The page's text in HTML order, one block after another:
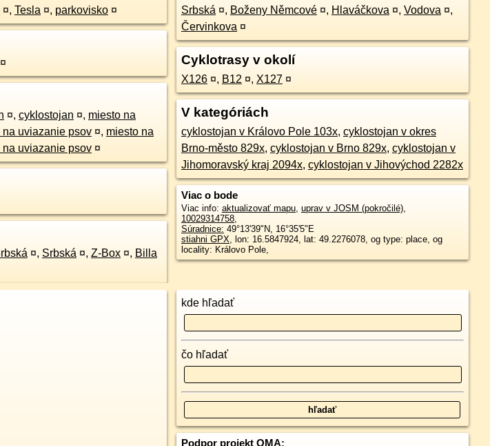
¤, Tesla ¤, parkovisko ¤
¤
¤, cyklostojan ¤, miesto na
na uviazanie psov ¤, miesto na
na uviazanie psov ¤
¤, Srbská ¤, Z-Box ¤, Billa
Srbská ¤, Boženy Němcové ¤, Hlaváčkova ¤, Vodova ¤,
Červinkova ¤
Cyklotrasy v okolí
X126 ¤, B12 ¤, X127 ¤
V kategóriách
cyklostojan v Královo Pole 103x, cyklostojan v okres
Brno-město 829x, cyklostojan v Brno 829x, cyklostojan v
Jihomoravský kraj 2094x, cyklostojan v Jihovýchod 2282x
Viac o bode
Viac info: aktualizovať mapu, uprav v JOSM (pokročilé),
10029314758,
Súradnice: 49°13'39"N, 16°35'5"E
stiahni GPX, lon: 16.5847924, lat: 49.2276078, og type: place, og
locality: Královo Pole,
kde hľadať
čo hľadať
Podpor projekt OMA: